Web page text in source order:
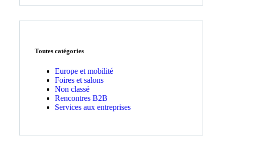
Toutes catégories
Europe et mobilité
Foires et salons
Non classé
Rencontres B2B
Services aux entreprises